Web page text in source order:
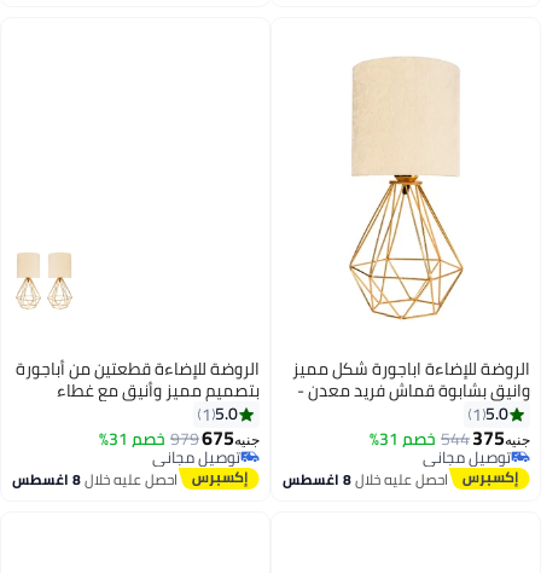
الروضة للإضاءة اباجورة شكل مميز
وانيق بشابوة قماش فريد معدن -
اباجورة مودرن لغرف النوم
والمعيشة | اللون: دهبى × بيج |
المقاس: 50x25x25 سم
5.0
1
جنيه375
544 خصم 31%
توصيل مجاني
توصيل مجانياحصل عليه خلال8 اغسطس
الروضة للإضاءة قطعتين من أباجورة
بتصميم مميز وأنيق مع غطاء
قماشي فريد ومعدن - اباجورة
مودرن لغرف النوم والمعيشة |
اللون: دهبى × بيج | المقاس:
50x25x25 سم
5.0
1
جنيه675
979 خصم 31%
توصيل مجاني
توصيل مجانياحصل عليه خلال8 اغسطس